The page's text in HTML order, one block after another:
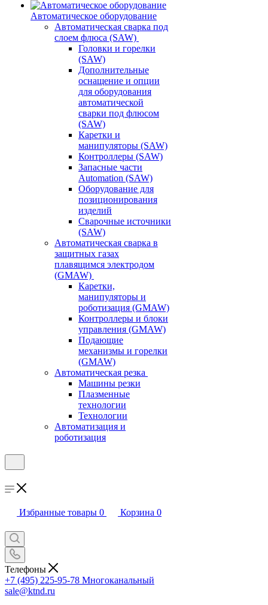
Автоматическое оборудование
Автоматическая сварка под
слоем флюса (SAW)
Головки и горелки
(SAW)
Дополнительные
оснащение и опции
для оборудования
автоматической
сварки под флюсом
(SAW)
Каретки и
манипуляторы (SAW)
Контроллеры (SAW)
Запасные части
Automation (SAW)
Оборудование для
позиционирования
изделий
Сварочные источники
(SAW)
Автоматическая сварка в
защитных газах
плавящимся электродом
(GMAW)
Каретки,
манипуляторы и
роботизация (GMAW)
Контроллеры и блоки
управления (GMAW)
Подающие
механизмы и горелки
(GMAW)
Автоматическая резка
Машины резки
Плазменные
технологии
Технологии
Автоматизация и
роботизация
Избранные товары 0 Корзина 0
Телефоны
+7 (495) 225-95-78 Многоканальный
sale@ktnd.ru